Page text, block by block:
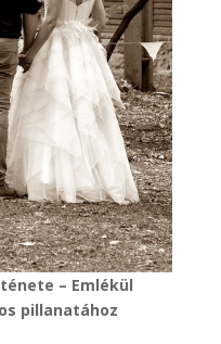
– Emlékül
pillanatához